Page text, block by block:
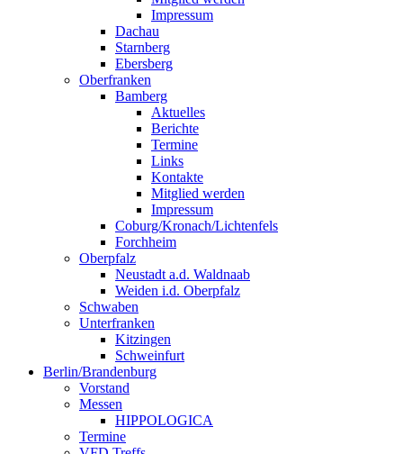
Impressum
Dachau
Starnberg
Ebersberg
Oberfranken
Bamberg
Aktuelles
Berichte
Termine
Links
Kontakte
Mitglied werden
Impressum
Coburg/Kronach/Lichtenfels
Forchheim
Oberpfalz
Neustadt a.d. Waldnaab
Weiden i.d. Oberpfalz
Schwaben
Unterfranken
Kitzingen
Schweinfurt
Berlin/Brandenburg
Vorstand
Messen
HIPPOLOGICA
Termine